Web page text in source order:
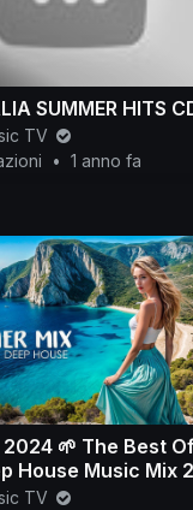
SUMMER HITS
TV
• 1 anno fa
🌱 The Best
House Music Mix
Music Mix 2024
TV